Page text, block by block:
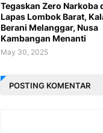
Tegaskan Zero Narkoba
Lapas Lombok Barat,
Berani Melanggar, Nusa
Kambangan Menanti
May 30, 2025
POSTING KOMENTAR